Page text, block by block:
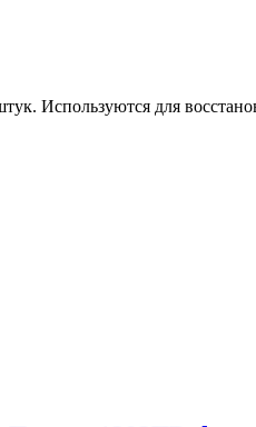
Используются для